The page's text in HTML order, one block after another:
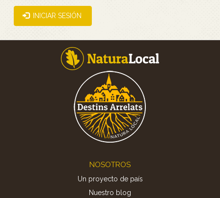
INICIAR SESIÓN
NOSOTROS
Un proyecto de país
Nuestro blog